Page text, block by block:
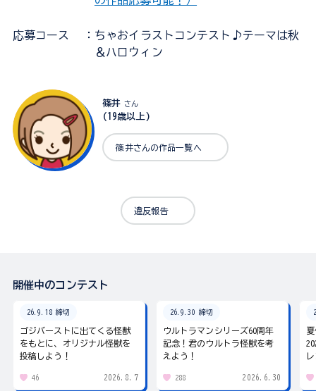
応募コース
：ちゃおイラストコンテスト♪テーマは秋
＆ハロウィン
篠井 さん
(19歳以上)
篠井さんの作品一覧へ
違反報告
開催中のコンテスト
26.9.18 締切
ゴジバーストに出てくる怪獣
をもとに、オリジナル怪獣を
投稿しよう！
46 2026.8.7
26.9.30 締切
ウルトラマンシリーズ60周年
記念！君のウルトラ怪獣を考
えよう！
288 2026.6.30